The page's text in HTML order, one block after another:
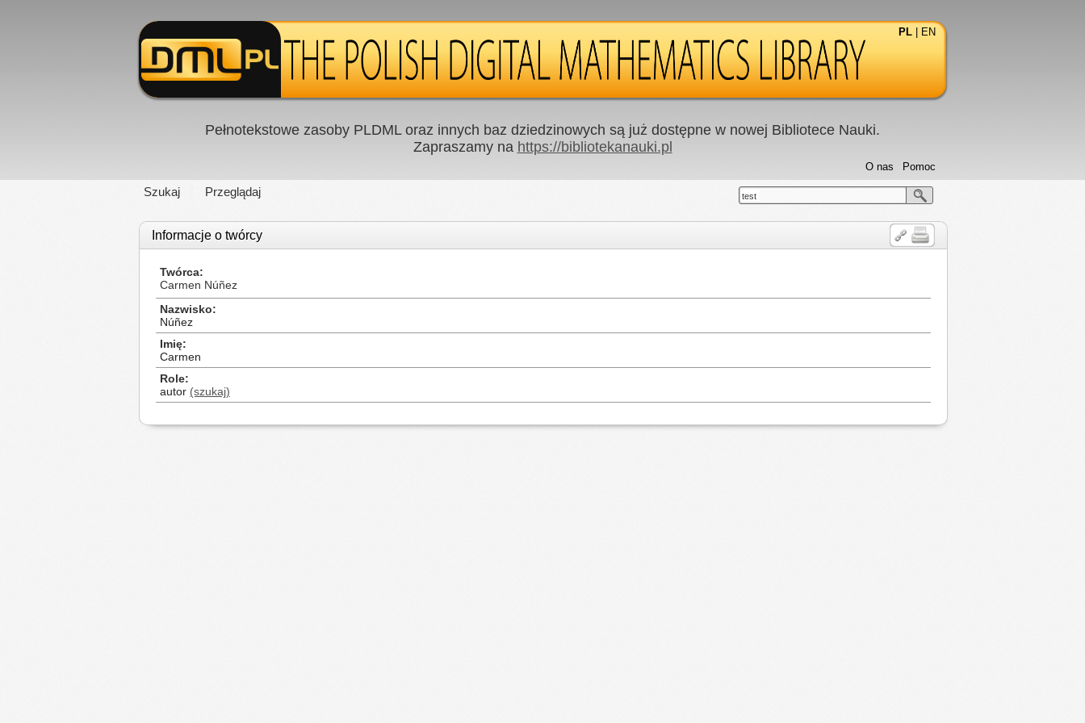
PL EN
Pełnotekstowe zasoby PLDML oraz innych baz dziedzinowych są już dostępne w nowej Bibliotece Nauki.
Zapraszamy na https://bibliotekanauki.pl
Szukaj Przeglądaj
Pomoc
O nas
test
Informacje o twórcy
Twórca
Carmen Núñez
Nazwisko
Núñez
Imię
Carmen
Role
autor (szukaj)